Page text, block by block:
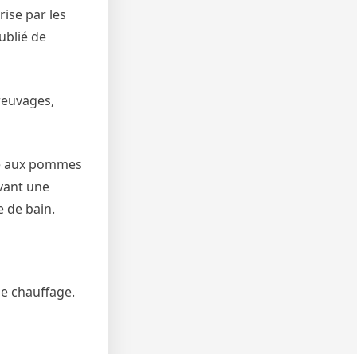
par les
de
aux pommes
une
de bain.
chauffage.